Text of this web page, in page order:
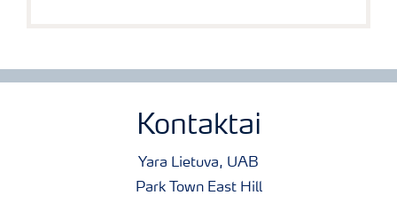
Kontaktai
Yara Lietuva, UAB
Park Town East Hill